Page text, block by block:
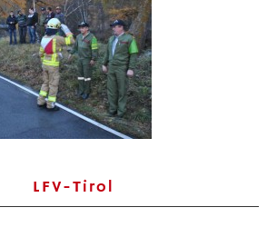
LFV-Tirol